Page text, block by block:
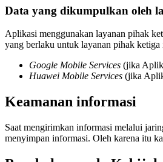
Data yang dikumpulkan oleh
Aplikasi menggunakan layanan pihak
yang berlaku untuk layanan pihak ketiga
Google Mobile Services (jika
Huawei Mobile Services (jika
Keamanan informasi
Saat mengirimkan informasi melalui
menyimpan informasi. Oleh karena itu